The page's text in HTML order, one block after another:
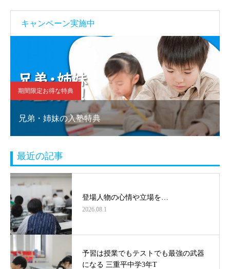
キャンペーン実施中
期間限定お得な特典
兄弟・姉妹の入塾特典
最近の記事
登場人物の心情や立場を…
2026.08.1
予習は授業でもテストでも最強の武器
になる 三重平中学3年T